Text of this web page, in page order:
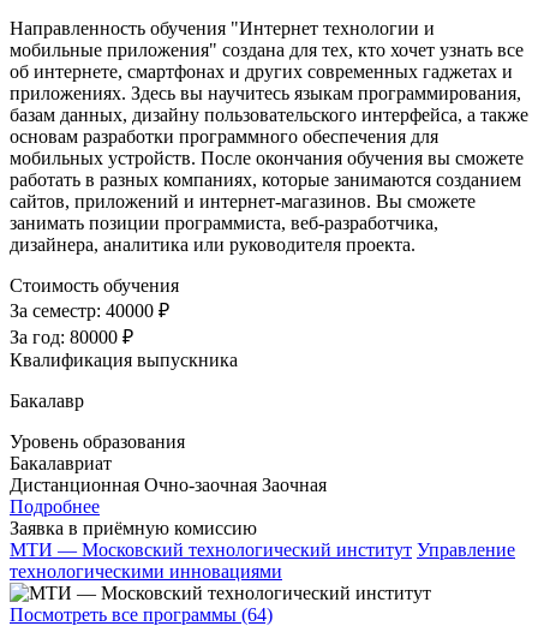
Направленность обучения "Интернет технологии и
мобильные приложения" создана для тех, кто хочет узнать все
об интернете, смартфонах и других современных гаджетах и
приложениях. Здесь вы научитесь языкам программирования,
базам данных, дизайну пользовательского интерфейса, а также
основам разработки программного обеспечения для
мобильных устройств. После окончания обучения вы сможете
работать в разных компаниях, которые занимаются созданием
сайтов, приложений и интернет-магазинов. Вы сможете
занимать позиции программиста, веб-разработчика,
дизайнера, аналитика или руководителя проекта.
Стоимость обучения
За семестр: 40000 ₽
За год: 80000 ₽
Квалификация выпускника
Бакалавр
Уровень образования
Бакалавриат
Дистанционная Очно-заочная Заочная
Подробнее
Заявка в приёмную комиссию
МТИ — Московский технологический институт Управление
технологическими инновациями
Посмотреть все программы (64)